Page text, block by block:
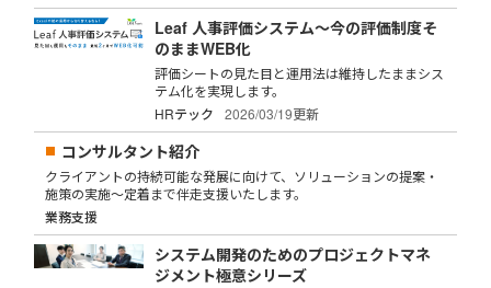
Leaf 人事評価システム～今の評価制度そ
のままWEB化
評価シートの見た目と運用法は維持したままシス
テム化を実現します。
HRテック
2026/03/19更新
コンサルタント紹介
クライアントの持続可能な発展に向けて、ソリューションの提案・
施策の実施～定着まで伴走支援いたします。
業務支援
システム開発のためのプロジェクトマネ
ジメント極意シリーズ